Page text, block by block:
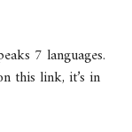
7 languages.
this link, it’s in